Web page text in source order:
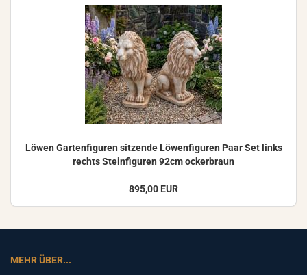
Löwen Gar­ten­fi­gu­ren sit­zen­de Lö­wen­fi­gu­ren Paar Set links
rechts Stein­fi­gu­ren 92cm ocker­braun
895,00 EUR
MEHR ÜBER...